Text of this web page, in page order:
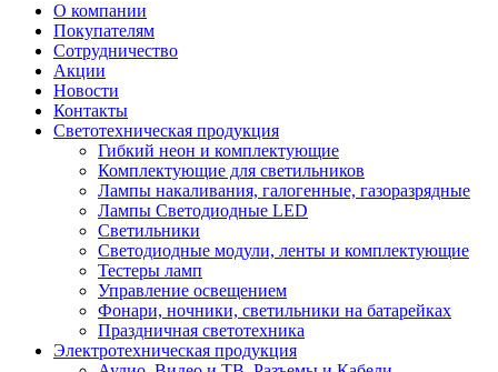
О компании
Покупателям
Сотрудничество
Акции
Новости
Контакты
Светотехническая продукция
Гибкий неон и комплектующие
Комплектующие для светильников
Лампы накаливания, галогенные, газоразрядные
Лампы Светодиодные LED
Светильники
Светодиодные модули, ленты и комплектующие
Тестеры ламп
Управление освещением
Фонари, ночники, светильники на батарейках
Праздничная светотехника
Электротехническая продукция